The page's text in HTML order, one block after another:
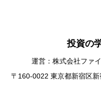
投資の
運営：株式会社ファ
〒160-0022 東京都新宿区